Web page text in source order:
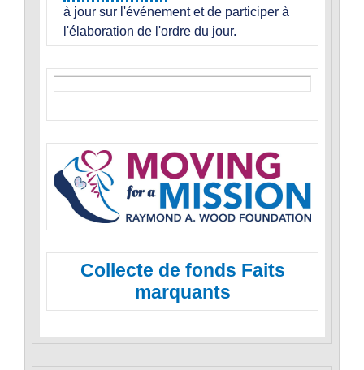
à jour sur l'événement et de participer à
l'élaboration de l'ordre du jour.
Collecte de fonds Faits
marquants